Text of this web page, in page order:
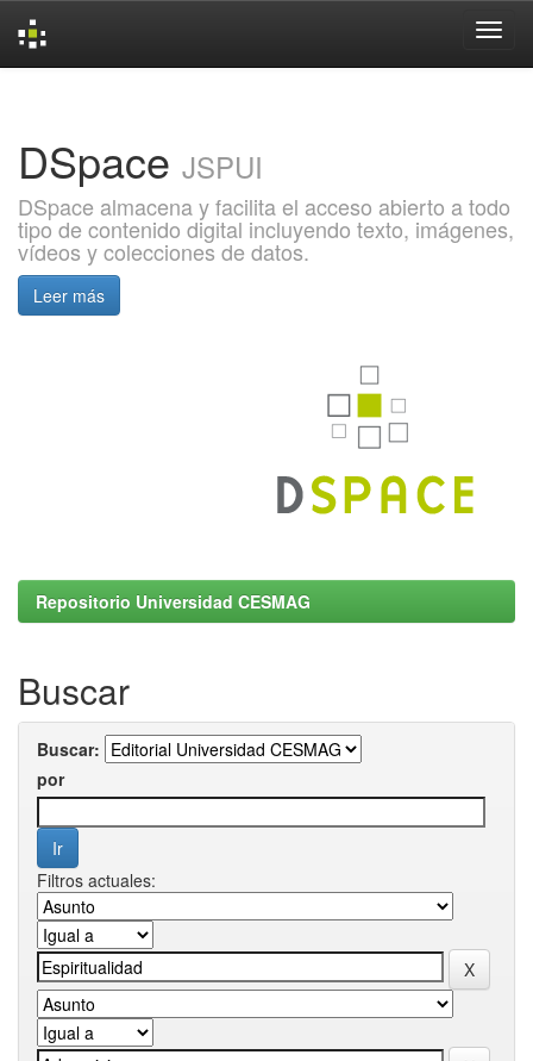
DSpace JSPUI
DSpace almacena y facilita el acceso abierto a todo
tipo de contenido digital incluyendo texto, imágenes,
vídeos y colecciones de datos.
Leer más
Repositorio Universidad CESMAG
Buscar
Buscar:
por
Filtros actuales: